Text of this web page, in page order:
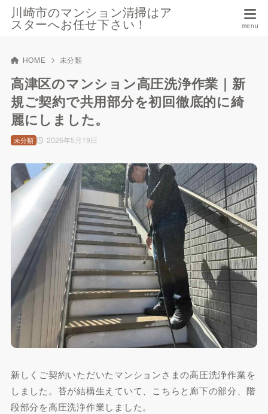
川崎市のマンション清掃はア
スターへお任せ下さい！
HOME 未分類
高津区のマンション高圧洗浄作業｜新
規ご契約で共用部分を初回徹底的に綺
麗にしました。
2026年5月19日
未分類
新しくご契約いただいたマンションさまの高圧洗浄作業を
しました。苔が結構生えていて、こちらと廊下の部分、階
段部分を高圧洗浄作業しました。